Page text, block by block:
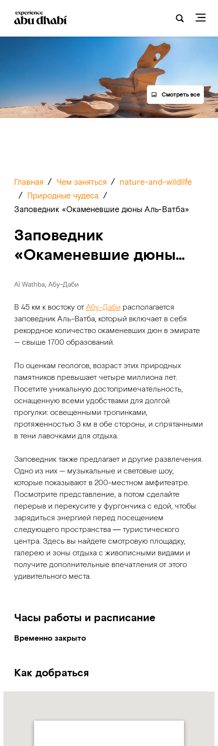
Смотреть все
Главная / Чем заняться / nature-and-wildlife
/ Природные чудеса /
Заповедник «Окаменевшие дюны Аль-Ватба»
Заповедник
«Окаменевшие дюны
Al Wathba, Абу-Даби
В 45 км к востоку от Абу-Даби располагается
заповедник Аль-Ватба, который включает в себя
рекордное количество окаменевших дюн в эмирате
— свыше 1700 образований.
По оценкам геологов, возраст этих природных
памятников превышает четыре миллиона лет.
Посетите уникальную достопримечательность,
оснащенную всеми удобствами для долгой
прогулки: освещенными тропинками,
протяженностью 3 км в обе стороны, и спрятанными
в тени лавочками для отдыха.
Заповедник также предлагает и другие развлечения.
Одно из них — музыкальные и световые шоу,
которые показывают в 200-местном амфитеатре.
Посмотрите представление, а потом сделайте
перерыв и перекусите у фургончика с едой, чтобы
зарядиться энергией перед посещением
следующего пространства ― туристического
центра. Здесь вы найдете смотровую площадку,
галерею и зоны отдыха с живописными видами и
получите дополнительные впечатления от этого
удивительного места.
Часы работы и расписание
Временно закрыто
Как добраться